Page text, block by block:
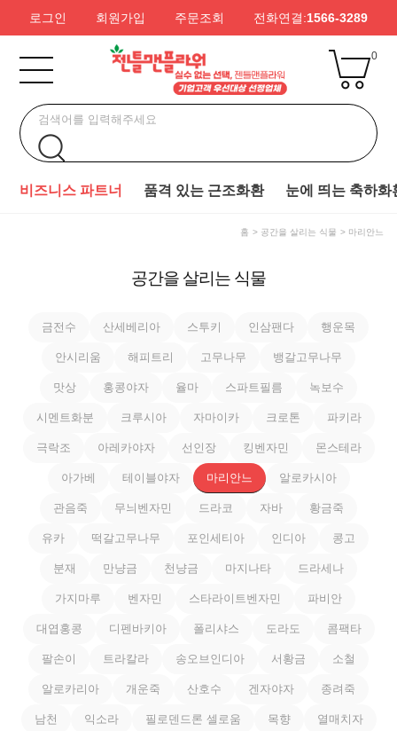
로그인 회원가입 주문조회 전화연결:1566-3289
0
비즈니스 파트너 품격 있는 근조화환 눈에 띄는 축하화
홈 공간을 살리는 식물 마리안느
공간을 살리는 식물
금전수 산세베리아 스투키 인삼팬다 행운목
안시리움 해피트리 고무나무 뱅갈고무나무
맛상 홍콩야자 율마 스파트필름 녹보수
시멘트화분 크루시아 자마이카 크로톤 파키라
극락조 아레카야자 선인장 킹벤자민 몬스테라
아가베 테이블야자 마리안느 알로카시아
관음죽 무늬벤자민 드라코 자바 황금죽
유카 떡갈고무나무 포인세티아 인디아 콩고
분재 만냥금 천냥금 마지나타 드라세나
가지마루 벤자민 스타라이트벤자민 파비안
대엽홍콩 디펜바키아 폴리샤스 도라도 콤팩타
팔손이 트라칼라 송오브인디아 서황금 소철
알로카리아 개운죽 산호수 겐자야자 종려죽
남천 익소라 필로덴드론 셀로움 목향 열매치자